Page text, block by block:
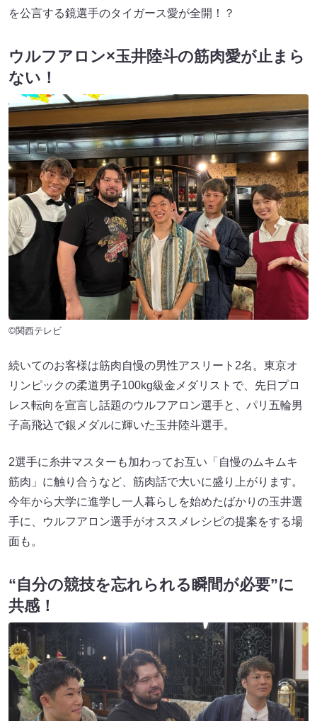
を公言する鏡選手のタイガース愛が全開！？
ウルフアロン×玉井陸斗の筋肉愛が止まら
ない！
©関西テレビ
続いてのお客様は筋肉自慢の男性アスリート2名。東京オ
リンピックの柔道男子100kg級金メダリストで、先日プロ
レス転向を宣言し話題のウルフアロン選手と、パリ五輪男
子高飛込で銀メダルに輝いた玉井陸斗選手。
2選手に糸井マスターも加わってお互い「自慢のムキムキ
筋肉」に触り合うなど、筋肉話で大いに盛り上がります。
今年から大学に進学し一人暮らしを始めたばかりの玉井選
手に、ウルフアロン選手がオススメレシピの提案をする場
面も。
“自分の競技を忘れられる瞬間が必要”に
共感！